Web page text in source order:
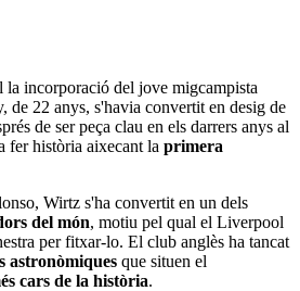
la incorporació del jove migcampista
de 22 anys, s'havia convertit en desig de
de ser peça clau en els darrers anys al
fer història aixecant la primera
Wirtz s'ha convertit en un dels
del món, motiu pel qual el Liverpool
per fitxar-lo. El club anglès ha tancat
astronòmiques que situen el
cars de la història.